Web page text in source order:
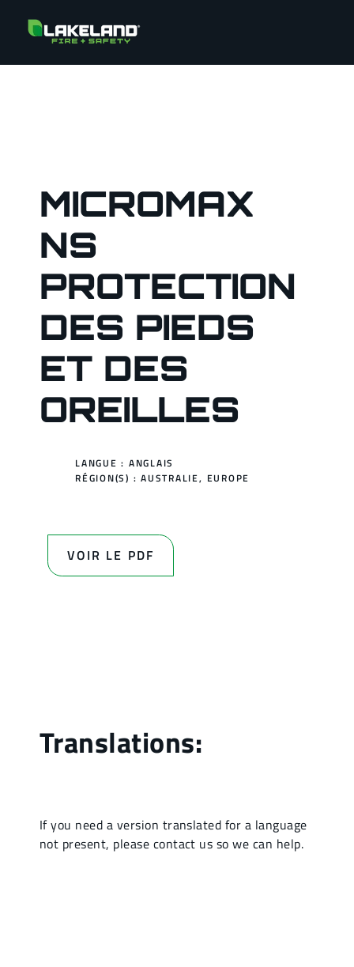
MICROMAX
NS
PROTECTION
DES PIEDS
ET DES
OREILLES
LANGUE : ANGLAIS
RÉGION(S) :AUSTRALIE, EUROPE
VOIR LE PDF